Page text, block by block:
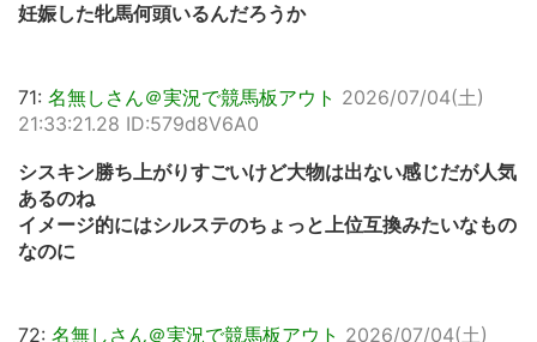
妊娠した牝馬何頭いるんだろうか
71: 名無しさん＠実況で競馬板アウト 2026/07/04(土)
21:33:21.28 ID:579d8V6A0
シスキン勝ち上がりすごいけど大物は出ない感じだが人気
あるのね
イメージ的にはシルステのちょっと上位互換みたいなもの
なのに
72: 名無しさん＠実況で競馬板アウト 2026/07/04(土)